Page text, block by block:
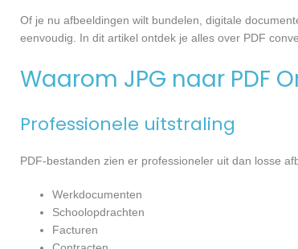
Of je nu afbeeldingen wilt bundelen, digitale
eenvoudig. In dit artikel ontdek je alles over PDF
Waarom JPG naar PDF
Professionele uitstraling
PDF-bestanden zien er professioneler uit dan losse
Werkdocumenten
Schoolopdrachten
Facturen